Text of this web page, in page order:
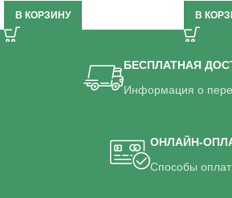
В КОРЗИНУ В
БЕСПЛАТНАЯ
Информация о
ОНЛАЙН-
Способы